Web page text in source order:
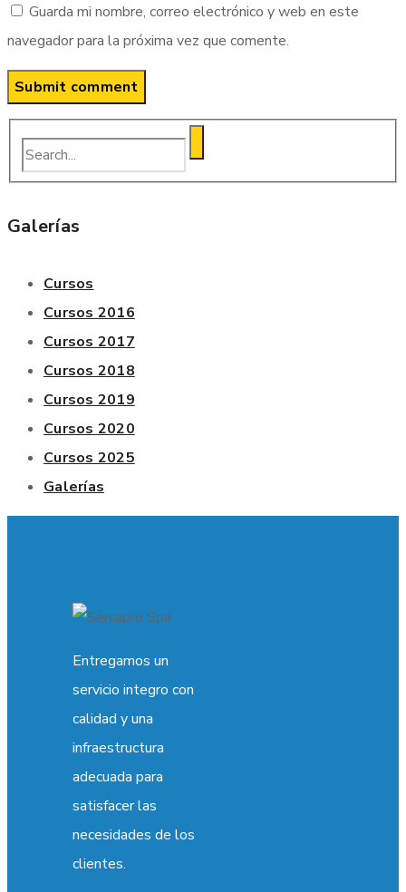
Guarda mi nombre, correo electrónico y web en este
navegador para la próxima vez que comente.
Galerías
Cursos
Cursos 2016
Cursos 2017
Cursos 2018
Cursos 2019
Cursos 2020
Cursos 2025
Galerías
Entregamos un
servicio integro con
calidad y una
infraestructura
adecuada para
satisfacer las
necesidades de los
clientes.